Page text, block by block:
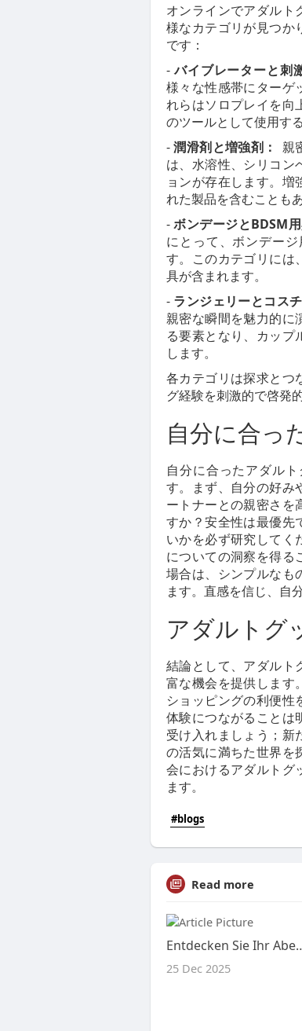
オンラインでアダルト
様なカテゴリが見つか
です：
-バイブレーターと刺
様々な性感帯にターゲ
れらはソロプレイを向
のツールとして使用す
-潤滑剤と増強剤：
親
は、水溶性、シリコン
ョンが存在します。
れた製品を含むこともあ
-ボンデージとBDSM用
にとって、ボンデー
す。このカテゴリには
具が含まれます。
- ランジェリーとコス
親密な瞬間を魅力的に
る要素となり、カップ
します。
各カテゴリは探求とつ
グ経験を刺激的で啓発
自分に合っ
自分に合ったアダル
す。まず、自分の好
ートナーとの親密さを
すか？安全性は最優先
いかを必ず研究してく
についての洞察を得る
場合は、シンプルなも
ます。直感を信じ、自
アダルトグ
結論として、アダルト
富な機会を提供します
ショッピングの利便性
体験につながることは
受け入れましょう；新
の活気に満ちた世界を
会におけるアダルトグ
ます。
#blogs
Read more
Entdecken Sie Ihr Abenteuer:
25 Dec 2025